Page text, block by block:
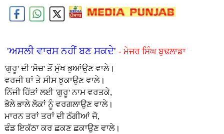
'ਅਸਲੀ ਵਾਰਸ ਨਹੀਂ ਬਣ ਸਕਦੇ' - ਮੇਜਰ ਸਿੰਘ ਬੁਢਲਾਡਾ
'ਗੁਰੂ' ਦੀ 'ਸੋਚ' ਤੋਂ ਮੁੱਖ ਭੁਆਂਉਣ ਵਾਲੇ।
ਵਰਜੀ ਥਾਂ ਤੇ ਸੀਸ ਝੁਕਾਉਣ ਵਾਲੇ।
ਨਿੱਜੀ ਹਿੱਤਾਂ ਲਈ 'ਗੁਰੂ' ਨਾਮ ਵਰਤਕੇ,
ਭੋਲੇ ਭਾਲੇ ਲੋਕਾਂ ਨੂੰ ਵਰਗਲਾਉਣ ਵਾਲੇ।
ਮਾਰਨ ਤਰਾਂ ਤਰਾਂ ਦੀ ਠੱਗੀਆਂ ਜੋ,
ਫੰਡ ਇਕੱਠਾ ਕਰ ਛਕਣ ਛਕਾਉਣ ਵਾਲੇ।